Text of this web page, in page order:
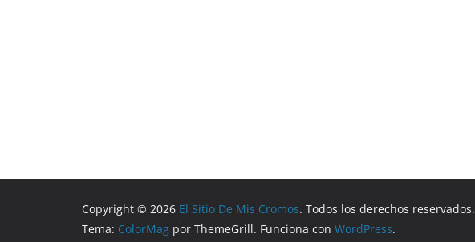
Copyright © 2026 El Sitio De Mis Cromos. Todos los derechos reservados.
Tema: ColorMag por ThemeGrill. Funciona con WordPress.